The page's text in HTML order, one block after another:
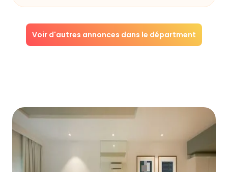
Voir d'autres annonces dans le départment